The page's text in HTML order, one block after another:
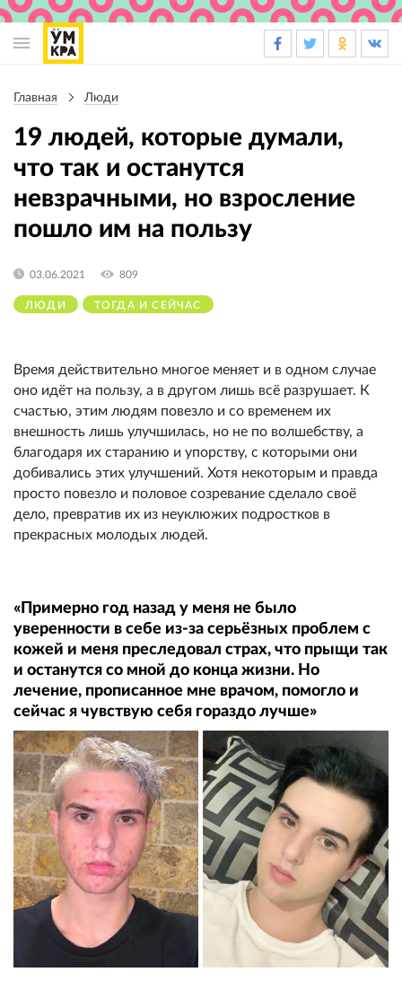
навигации
Главная Люди
19 людей, которые думали,
что так и останутся
невзрачными, но взросление
пошло им на пользу
ЛЮДИ ТОГДА И СЕЙЧАС
03.06.2021 809
Время действительно многое меняет и в одном случае
оно идёт на пользу, а в другом лишь всё разрушает. К
счастью, этим людям повезло и со временем их
внешность лишь улучшилась, но не по волшебству, а
благодаря их старанию и упорству, с которыми они
добивались этих улучшений. Хотя некоторым и правда
просто повезло и половое созревание сделало своё
дело, превратив их из неуклюжих подростков в
прекрасных молодых людей.
«Примерно год назад у меня не было
уверенности в себе из-за серьёзных проблем с
кожей и меня преследовал страх, что прыщи так
и останутся со мной до конца жизни. Но
лечение, прописанное мне врачом, помогло и
сейчас я чувствую себя гораздо лучше»